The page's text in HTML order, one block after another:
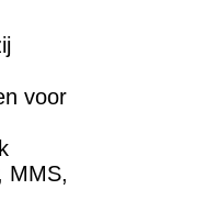
voor
MMS,